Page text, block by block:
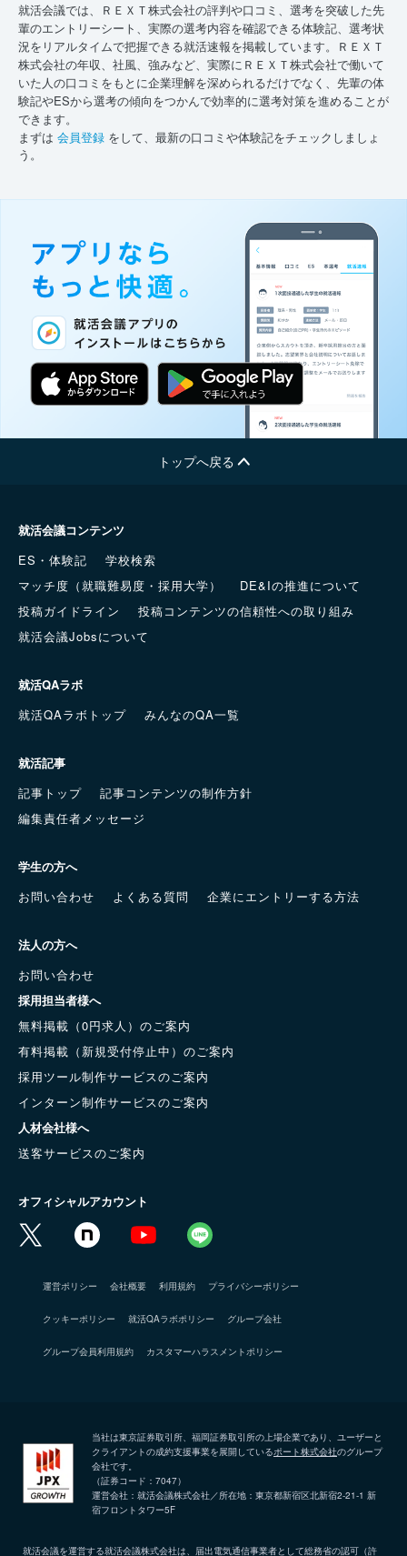
就活会議では、ＲＥＸＴ株式会社の評判や口コミ、選考を突破した先
輩のエントリーシート、実際の選考内容を確認できる体験記、選考状
況をリアルタイムで把握できる就活速報を掲載しています。ＲＥＸＴ
株式会社の年収、社風、強みなど、実際にＲＥＸＴ株式会社で働いて
いた人の口コミをもとに企業理解を深められるだけでなく、先輩の体
験記やESから選考の傾向をつかんで効率的に選考対策を進めることが
できます。
まずは 会員登録 をして、最新の口コミや体験記をチェックしましょ
う。
トップへ戻る
就活会議コンテンツ
ES・体験記
学校検索
マッチ度（就職難易度・採用大学）
DE&Iの推進について
投稿ガイドライン
投稿コンテンツの信頼性への取り組み
就活会議Jobsについて
就活QAラボ
就活QAラボトップ
みんなのQA一覧
就活記事
記事トップ
記事コンテンツの制作方針
編集責任者メッセージ
学生の方へ
お問い合わせ
よくある質問 企業にエントリーする方法
法人の方へ
お問い合わせ
採用担当者様へ
無料掲載（0円求人）のご案内
有料掲載（新規受付停止中）のご案内
採用ツール制作サービスのご案内
インターン制作サービスのご案内
人材会社様へ
送客サービスのご案内
オフィシャルアカウント
運営ポリシー 会社概要 利用規約 プライバシーポリシー
クッキーポリシー 就活QAラボポリシー グループ会社
グループ会員利用規約 カスタマーハラスメントポリシー
当社は東京証券取引所、福岡証券取引所の上場企業であり、ユーザーと
クライアントの成約支援事業を展開しているポート株式会社のグループ
会社です。
（証券コード：7047）
運営会社：就活会議株式会社／所在地：東京都新宿区北新宿2-21-1 新
宿フロントタワー5F
就活会議を運営する就活会議株式会社は、届出電気通信事業者として総務省の認可（許